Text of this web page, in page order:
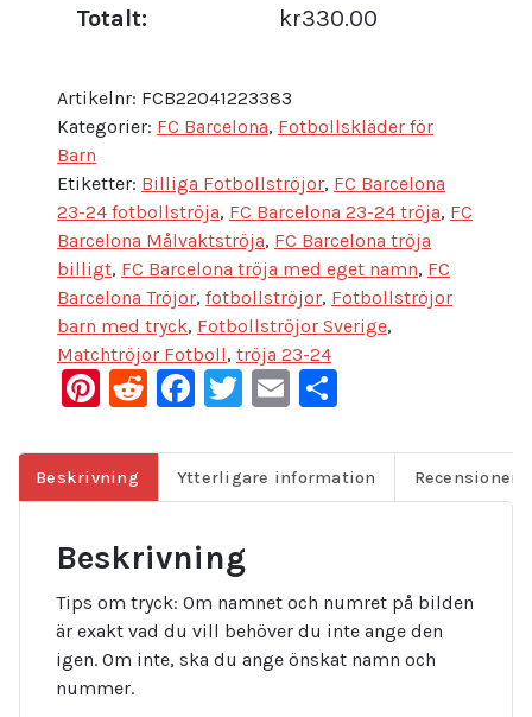
Totalt: kr330.00
Artikelnr: FCB22041223383
Kategorier: FC Barcelona, Fotbollskläder för
Barn
Etiketter: Billiga Fotbollströjor, FC Barcelona
23-24 fotbollströja, FC Barcelona 23-24 tröja, FC
Barcelona Målvaktströja, FC Barcelona tröja
billigt, FC Barcelona tröja med eget namn, FC
Barcelona Tröjor, fotbollströjor, Fotbollströjor
barn med tryck, Fotbollströjor Sverige,
Matchtröjor Fotboll, tröja 23-24
Pinterest
Reddit
Facebook
Twitter
Email
Beskrivning Ytterligare information Recensioner
Beskrivning
Tips om tryck: Om namnet och numret på bilden
är exakt vad du vill behöver du inte ange den
igen. Om inte, ska du ange önskat namn och
nummer.